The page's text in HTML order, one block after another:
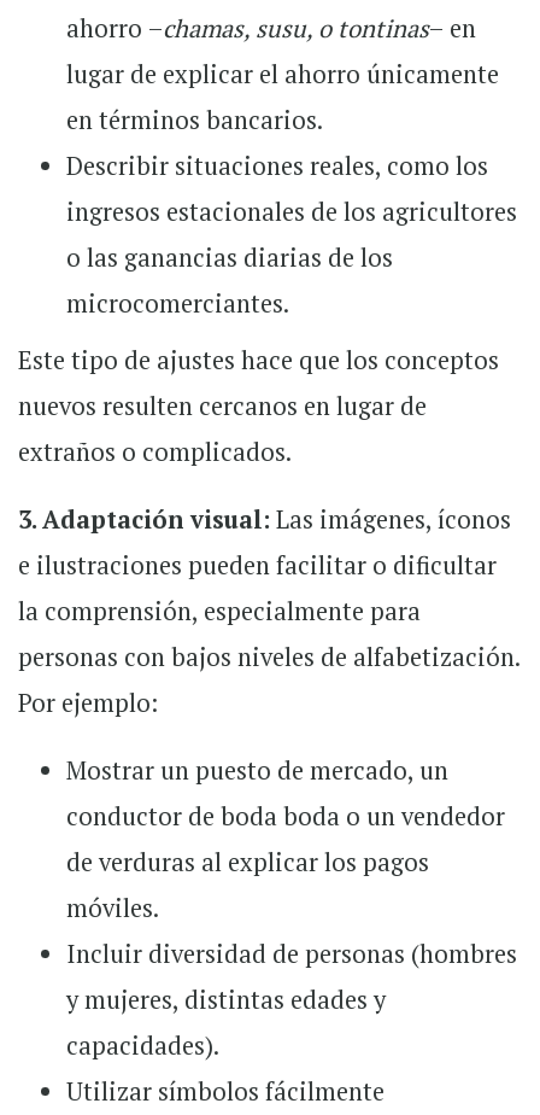
ahorro –chamas, susu, o tontinas– en
lugar de explicar el ahorro únicamente
en términos bancarios.
Describir situaciones reales, como los
ingresos estacionales de los agricultores
o las ganancias diarias de los
microcomerciantes.
Este tipo de ajustes hace que los conceptos
nuevos resulten cercanos en lugar de
extraños o complicados.
3. Adaptación visual: Las imágenes, íconos
e ilustraciones pueden facilitar o dificultar
la comprensión, especialmente para
personas con bajos niveles de alfabetización.
Por ejemplo:
Mostrar un puesto de mercado, un
conductor de boda boda o un vendedor
de verduras al explicar los pagos
móviles.
Incluir diversidad de personas (hombres
y mujeres, distintas edades y
capacidades).
Utilizar símbolos fácilmente